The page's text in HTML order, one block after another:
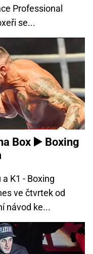
Professional
se...
Box ▶️ Boxing
K1 - Boxing
ve čtvrtek od
návod ke...